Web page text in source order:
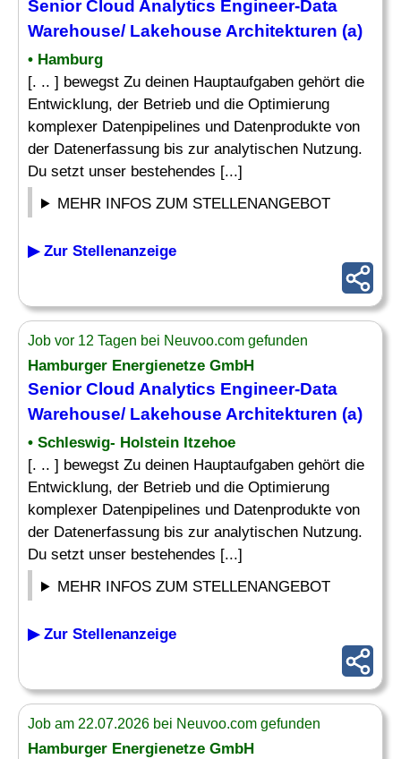
Senior Cloud Analytics Engineer-Data
Warehouse/ Lakehouse Architekturen (a)
• Hamburg
[. .. ] bewegst Zu deinen Hauptaufgaben gehört die
Entwicklung, der Betrieb und die Optimierung
komplexer Datenpipelines und Datenprodukte von
der Datenerfassung bis zur analytischen Nutzung.
Du setzt unser bestehendes [...]
MEHR INFOS ZUM STELLENANGEBOT
▶ Zur Stellenanzeige
Job vor 12 Tagen bei Neuvoo.com gefunden
Hamburger Energienetze GmbH
Senior Cloud Analytics Engineer-Data
Warehouse/ Lakehouse Architekturen (a)
• Schleswig- Holstein Itzehoe
[. .. ] bewegst Zu deinen Hauptaufgaben gehört die
Entwicklung, der Betrieb und die Optimierung
komplexer Datenpipelines und Datenprodukte von
der Datenerfassung bis zur analytischen Nutzung.
Du setzt unser bestehendes [...]
MEHR INFOS ZUM STELLENANGEBOT
▶ Zur Stellenanzeige
Job am 22.07.2026 bei Neuvoo.com gefunden
Hamburger Energienetze GmbH